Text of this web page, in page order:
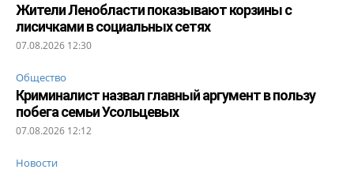
Жители Ленобласти показывают корзины с
лисичками в социальных сетях
07.08.2026 12:30
Общество
Криминалист назвал главный аргумент в пользу
побега семьи Усольцевых
07.08.2026 12:12
Новости